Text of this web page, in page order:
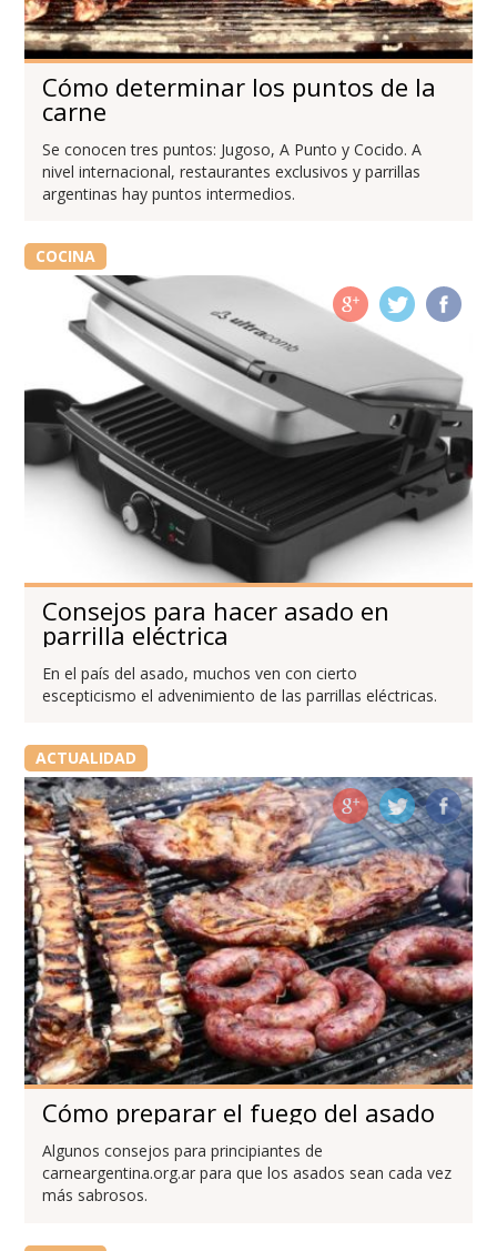
Cómo determinar los puntos de la
carne
Se conocen tres puntos: Jugoso, A Punto y Cocido. A
nivel internacional, restaurantes exclusivos y parrillas
argentinas hay puntos intermedios.
COCINA
Consejos para hacer asado en
parrilla eléctrica
En el país del asado, muchos ven con cierto
escepticismo el advenimiento de las parrillas eléctricas.
ACTUALIDAD
Cómo preparar el fuego del asado
Algunos consejos para principiantes de
carneargentina.org.ar para que los asados sean cada vez
más sabrosos.